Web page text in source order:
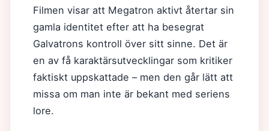
Filmen visar att Megatron aktivt återtar sin
gamla identitet efter att ha besegrat
Galvatrons kontroll över sitt sinne. Det är
en av få karaktärsutvecklingar som kritiker
faktiskt uppskattade – men den går lätt att
missa om man inte är bekant med seriens
lore.